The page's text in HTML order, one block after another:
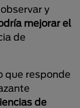
y
mejorar el
de
que responde
de